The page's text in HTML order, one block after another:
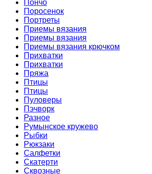
Пончо
Поросенок
Портреты
Приемы вязания
Приемы вязания
Приемы вязания крючком
Прихватки
Прихватки
Пряжа
Птицы
Птицы
Пуловеры
Пэчворк
Разное
Румынское кружево
Рыбки
Рюкзаки
Салфетки
Скатерти
Сквозные